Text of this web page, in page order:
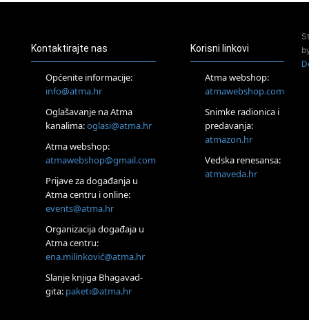
Tečaj Višeg Vodstva, razvijanja intuicije i Akaša zapisa
26.08.
Postanite Nositelj Vibracije Nove Zemlje
Visoko
Alemka Dauskardt – Jednodnevna radionica sistemskih
Zagreb
HOD PO ŽERAVICI – Seminar koji mijenja tijelo, duh i um
SoulFest – Festival glazbe, mudrosti i zajedništva
Radoboj
Noćna šumska kupka
Zagreb
Zagreb
Kontaktirajte nas
Općenite informacije:
info@atma.hr
Oglašavanje na Atma
kanalima:oglasi@atma.hr
Atma webshop:
atmawebshop@gmail.com
Prijave za događanja u
Atma centru i online:
events@atma.hr
Organizacija događaja u
Atma centru:
ena.milinković@atma.hr
Slanje knjiga Bhagavad-
gita: paketi@atma.hr
Korisni linkovi
Atma webshop:
atmawebshop.com
Snimke radionica i
predavanja:
atmazon.hr
Vedska renesansa:
atmaveda.hr